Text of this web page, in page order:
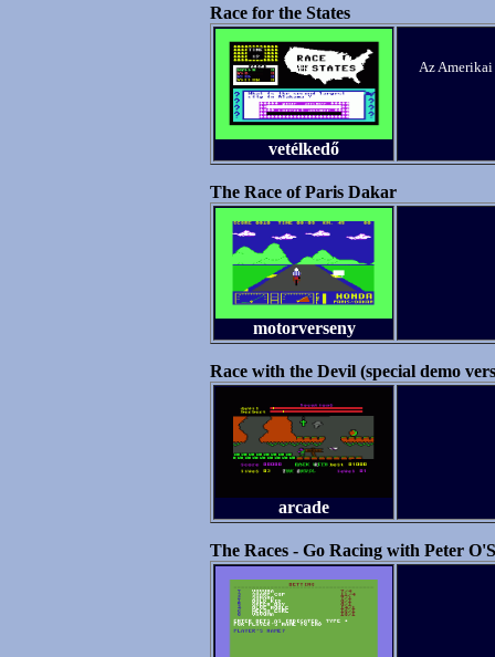
Race for the States
vetélkedő
Az
The Race of Paris Dakar
motorverseny
Race with the Devil (special demo
arcade
The Races - Go Racing with Peter